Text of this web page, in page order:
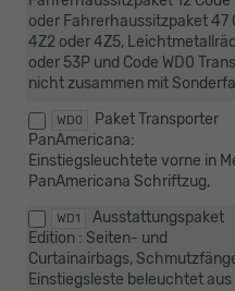
oder Fahrerhaussitzpaket 47
4Z2 oder 4Z5,
oder 53P und Code WD0
nicht zusammen mit
WD0
Paket Transporter
PanAmericana:
Einstiegsleuchtete vorne in
PanAmericana Schriftzug,
WD1
Ausstattungspaket
Edition : Seiten- und
Curtainairbags,
Einstiegsleste beleuchtet